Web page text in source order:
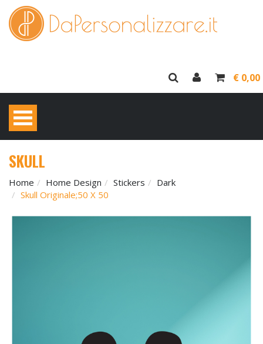
€ 0,00
SKULL
Home Home Design Stickers
Dark
Skull Originale;50 X 50